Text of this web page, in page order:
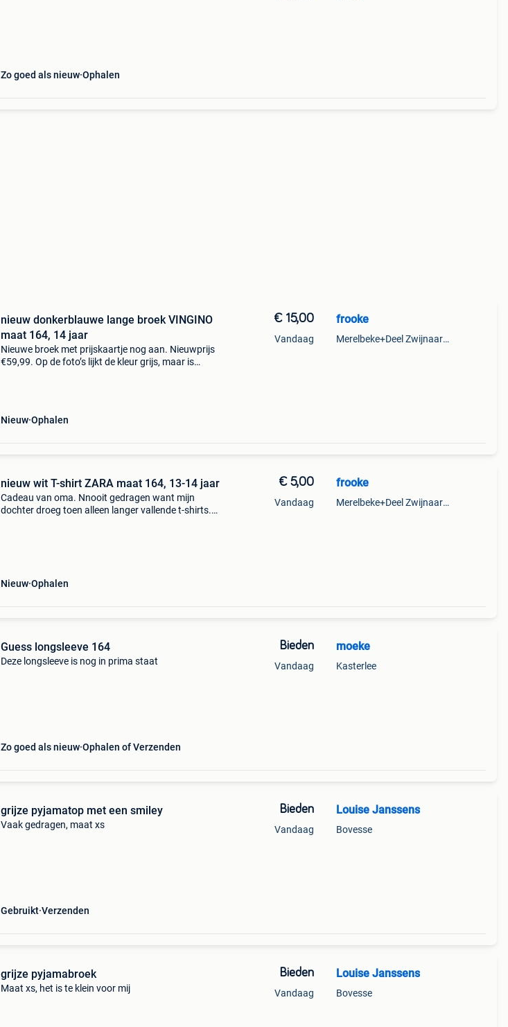
Zo goed als nieuw Ophalen
nieuw donkerblauwe lange broek VINGINO
maat 164, 14 jaar
Nieuwe broek met prijskaartje nog aan. Nieuwprijs
€59,99. Op de foto’s lijkt de kleur grijs, maar is
Nieuw Ophalen
€ 15,00
Vandaag
frooke
Merelbeke+Deel Zwijnaarde
nieuw wit T-shirt ZARA maat 164, 13-14 jaar
Cadeau van oma. Nnooit gedragen want mijn
dochter droeg toen alleen langer vallende t-shirts.
Nieuw Ophalen
€ 5,00
Vandaag
frooke
Merelbeke+Deel Zwijnaarde
Guess longsleeve 164
Deze longsleeve is nog in prima staat
Zo goed als nieuw Ophalen of Verzenden
Bieden
Vandaag
moeke
Kasterlee
grijze pyjamatop met een smiley
Vaak gedragen, maat xs
Gebruikt Verzenden
Bieden
Vandaag
Louise Janssens
Bovesse
grijze pyjamabroek
Maat xs, het is te klein voor mij
Bieden
Vandaag
Louise Janssens
Bovesse